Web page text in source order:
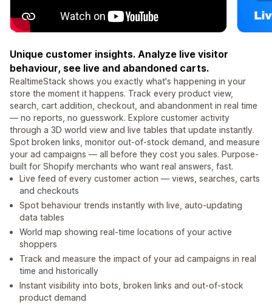
Unique customer insights. Analyze live visitor
behaviour, see live and abandoned carts.
RealtimeStack shows you exactly what's happening in your
store the moment it happens. Track every product view,
search, cart addition, checkout, and abandonment in real time
— no reports, no guesswork. Explore customer activity
through a 3D world view and live tables that update instantly.
Spot broken links, monitor out-of-stock demand, and measure
your ad campaigns — all before they cost you sales. Purpose-
built for Shopify merchants who want real answers, fast.
Live feed of every customer action — views, searches, carts
and checkouts
Spot behaviour trends instantly with live, auto-updating
data tables
World map showing real-time locations of your active
shoppers
Track and measure the impact of your ad campaigns in real
time and historically
Instant visibility into bots, broken links and out-of-stock
product demand